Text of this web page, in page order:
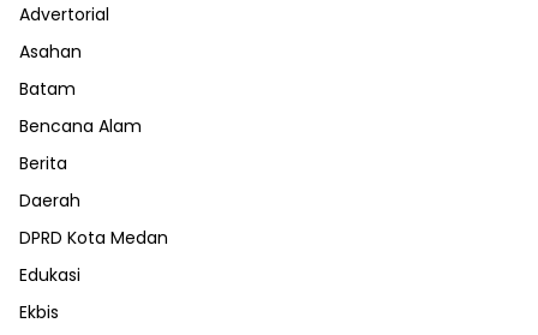
Advertorial
Asahan
Batam
Bencana Alam
Berita
Daerah
DPRD Kota Medan
Edukasi
Ekbis